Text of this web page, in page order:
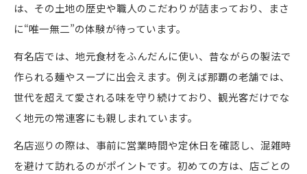
は、その土地の歴史や職人のこだわりが詰まっており、まさ
に“唯一無二”の体験が待っています。
有名店では、地元食材をふんだんに使い、昔ながらの製法で
作られる麺やスープに出会えます。例えば那覇の老舗では、
世代を超えて愛される味を守り続けており、観光客だけでな
く地元の常連客にも親しまれています。
名店巡りの際は、事前に営業時間や定休日を確認し、混雑時
を避けて訪れるのがポイントです。初めての方は、店ごとの